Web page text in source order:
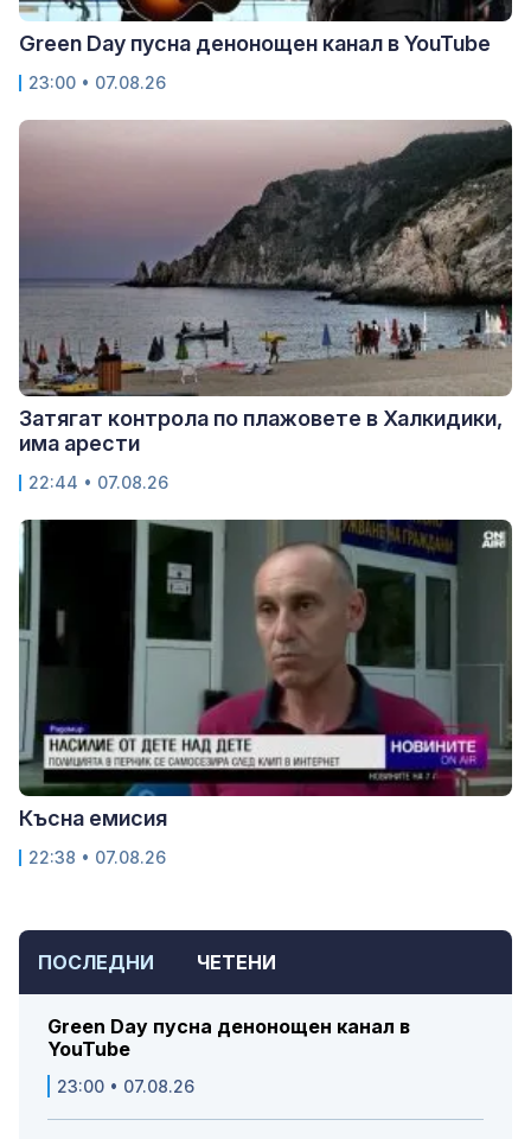
ПОСЛЕДНИ ЧЕТЕНИ
Green Day пусна денонощен канал в
YouTube
23:00 • 07.08.26
Green Day пусна денонощен канал в YouTube
23:00 • 07.08.26
Затягат контрола по плажовете в Халкидики,
има арести
22:44 • 07.08.26
Късна емисия
22:38 • 07.08.26